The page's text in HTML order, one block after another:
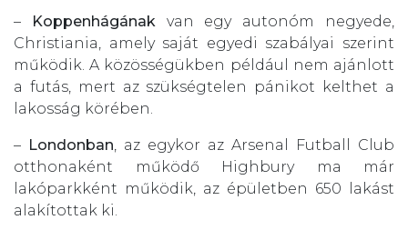
– Koppenhágánakvan egy autonóm negyede,
Christiania, amely saját egyedi szabályai szerint
működik. A közösségükben például nem ajánlott
a futás, mert az szükségtelen pánikot kelthet a
lakosság körében.
– Londonban, az egykor az Arsenal Futball Club
otthonaként működő Highbury ma már
lakóparkként működik, az épületben 650 lakást
alakítottak ki.